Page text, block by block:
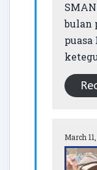
bulan
puasa
March